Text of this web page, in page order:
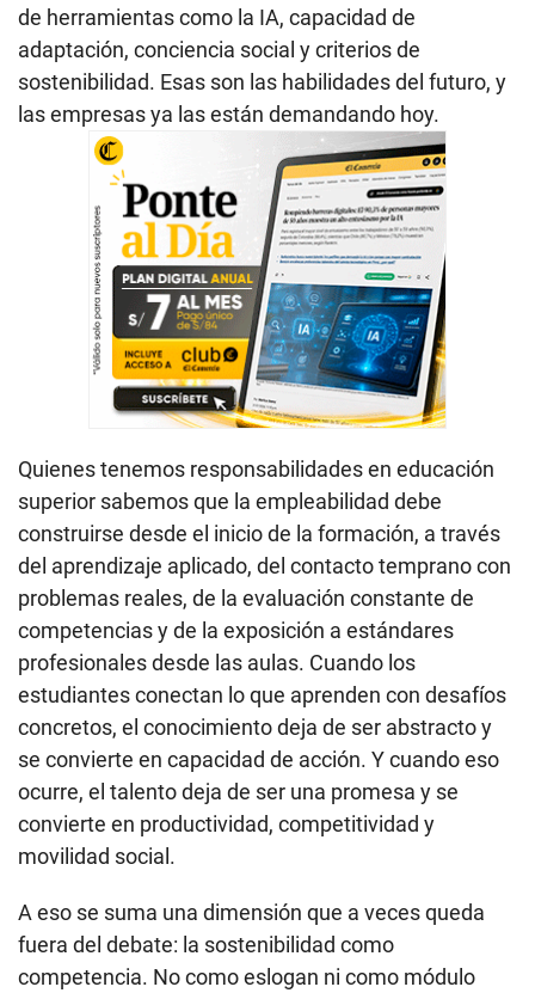
de herramientas como la IA, capacidad de
adaptación, conciencia social y criterios de
sostenibilidad. Esas son las habilidades del futuro, y
las empresas ya las están demandando hoy.
Quienes tenemos responsabilidades en educación
superior sabemos que la empleabilidad debe
construirse desde el inicio de la formación, a través
del aprendizaje aplicado, del contacto temprano con
problemas reales, de la evaluación constante de
competencias y de la exposición a estándares
profesionales desde las aulas. Cuando los
estudiantes conectan lo que aprenden con desafíos
concretos, el conocimiento deja de ser abstracto y
se convierte en capacidad de acción. Y cuando eso
ocurre, el talento deja de ser una promesa y se
convierte en productividad, competitividad y
movilidad social.
A eso se suma una dimensión que a veces queda
fuera del debate: la sostenibilidad como
competencia. No como eslogan ni como módulo